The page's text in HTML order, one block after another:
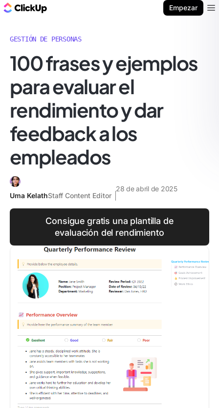
Empezar
GESTIÓN DE PERSONAS
100 frases y ejemplos
para evaluar el
rendimiento y dar
feedback a los
empleados
Uma KelathStaff Content Editor
28 de abril de 2025
Consigue gratis una plantilla de
evaluación del rendimiento